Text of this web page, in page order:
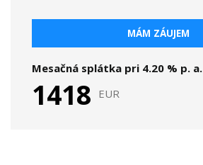
MÁM ZÁUJEM
Mesačná splátka pri 4.20 % p. a.
1418 EUR